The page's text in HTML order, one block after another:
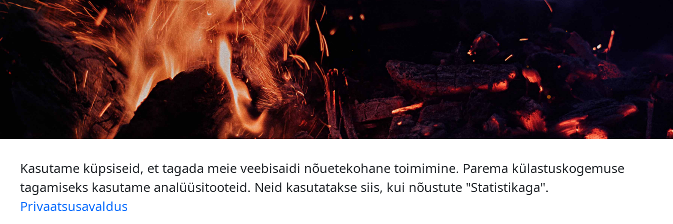
Kasutame küpsiseid, et tagada meie veebisaidi nõuetekohane toimimine. Parema külastuskogemuse
tagamiseks kasutame analüüsitooteid. Neid kasutatakse siis, kui nõustute "Statistikaga".
Privaatsusavaldus
Jaanituled.ee kasutades nõustuteTINGIMUSTE jaPRIVAATSUSPOLIITIKAGA
FACEBOOK